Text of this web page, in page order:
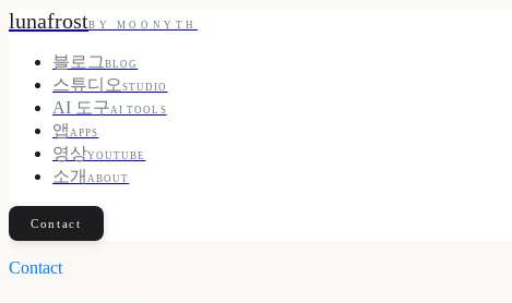
lunafrostBY MOONYTH
블로그 BLOG
스튜디오 STUDIO
AI 도구AI TOOLS
앱 APPS
영상YOUTUBE
소개 ABOUT
Contact
Contact